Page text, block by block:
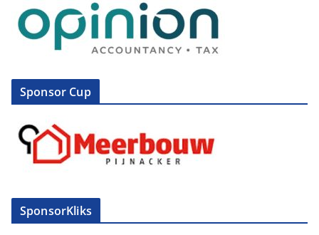
Sponsor Cup
SponsorKliks